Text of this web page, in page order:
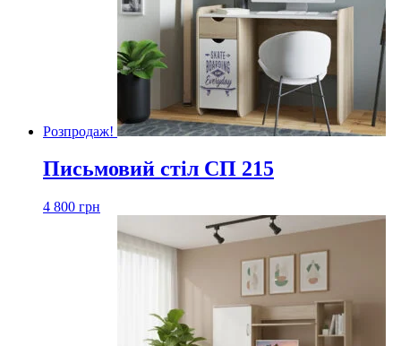
Розпродаж!
Письмовий стіл СП 215
4 800 грн